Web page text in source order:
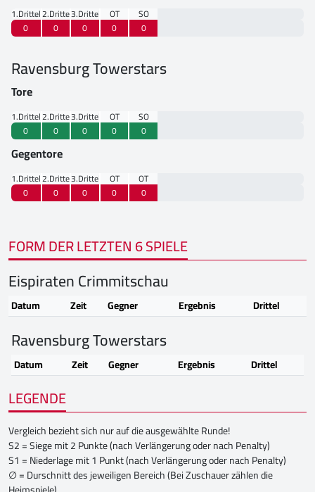
1.Drittel2.Drittel3.Drittel OT
SO
0
0 0 0 0
Ravensburg Towerstars
Tore
1.Drittel2.Drittel3.Drittel OT
SO
0
0 0 0 0
Gegentore
1.Drittel2.Drittel3.Drittel OT
OT
0
0 0 0 0
FORM DER LETZTEN 6 SPIELE
Eispiraten Crimmitschau
Datum Zeit Gegner Ergebnis Drittel
Ravensburg Towerstars
Datum Zeit Gegner Ergebnis Drittel
LEGENDE
Vergleich bezieht sich nur auf die ausgewählte Runde!
S2 = Siege mit 2 Punkte (nach Verlängerung oder nach Penalty)
S1 = Niederlage mit 1 Punkt (nach Verlängerung oder nach Penalty)
∅ = Durschnitt des jeweiligen Bereich (Bei Zuschauer zählen die